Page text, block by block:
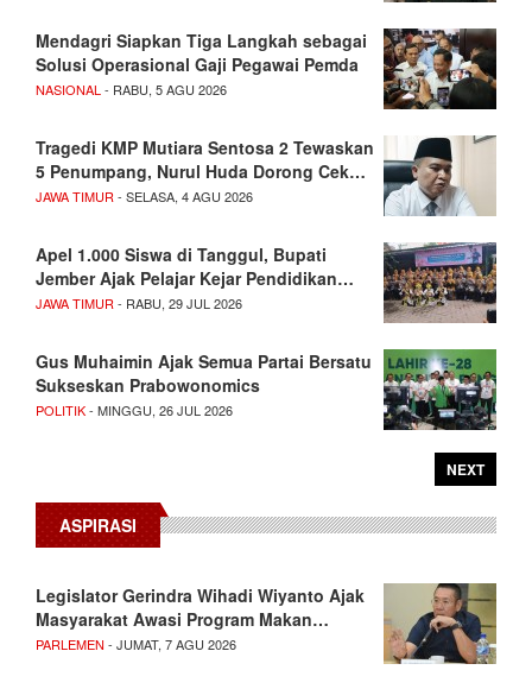
Mendagri Siapkan Tiga Langkah sebagai
Solusi Operasional Gaji Pegawai Pemda
NASIONAL - RABU, 5 AGU 2026
Tragedi KMP Mutiara Sentosa 2 Tewaskan
5 Penumpang, Nurul Huda Dorong Cek…
JAWA TIMUR - SELASA, 4 AGU 2026
Apel 1.000 Siswa di Tanggul, Bupati
Jember Ajak Pelajar Kejar Pendidikan…
JAWA TIMUR - RABU, 29 JUL 2026
Gus Muhaimin Ajak Semua Partai Bersatu
Sukseskan Prabowonomics
POLITIK- MINGGU, 26 JUL 2026
NEXT
ASPIRASI
Legislator Gerindra Wihadi Wiyanto Ajak
Masyarakat Awasi Program Makan…
PARLEMEN - JUMAT, 7 AGU 2026